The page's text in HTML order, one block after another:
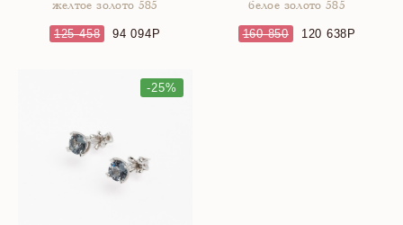
желтое золото 585
125 458 94 094
белое золото 585
160 850 120 638
-25%